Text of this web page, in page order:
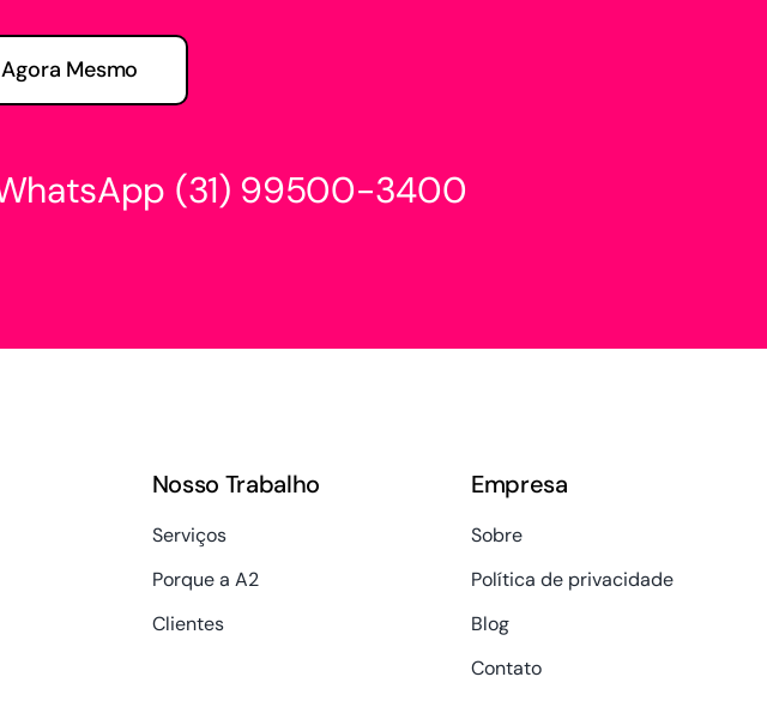
Mesmo
(31) 99500-3400
Nosso Trabalho
Serviços
Porque a A2
Clientes
Empresa
Sobre
Política de privacidade
Blog
Contato